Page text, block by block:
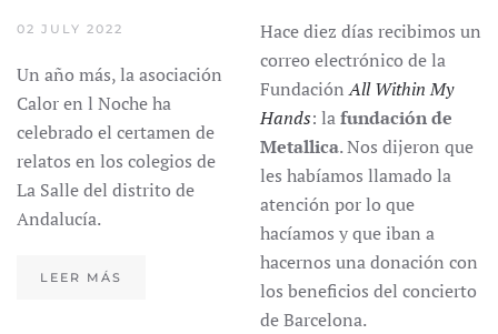
02 JULY 2022
Un año más, la asociación
Calor en l Noche ha
celebrado el certamen de
relatos en los colegios de
La Salle del distrito de
Andalucía.
LEER MÁS
Hace diez días recibimos un
correo electrónico de la
FundaciónAll Within My
Hands: lafundación de
Metallica. Nos dijeron que
les habíamos llamado la
atención por lo que
hacíamos y que iban a
hacernos una donación con
los beneficios del concierto
de Barcelona.